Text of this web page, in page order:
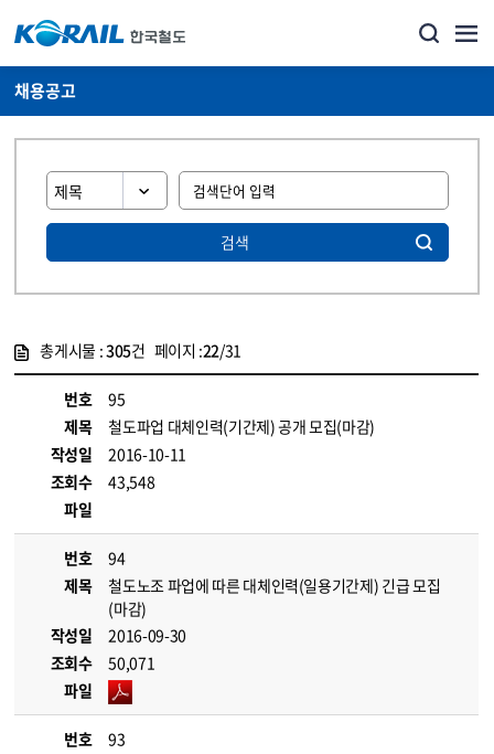
채용공고
검색
총게시물 :305건 페이지 :22/31
번호
95
제목
철도파업 대체인력(기간제) 공개 모집(마감)
작성일
2016-10-11
조회수
43,548
파일
번호
94
제목
철도노조 파업에 따른 대체인력(일용기간제) 긴급 모집
(마감)
작성일
2016-09-30
조회수
50,071
파일
번호
93